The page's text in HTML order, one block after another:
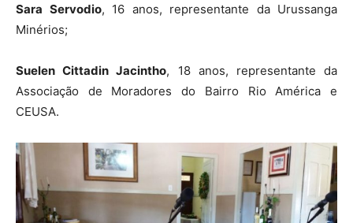
Sara Servodio, 16 anos, representante da Urussanga
Minérios;
Suelen Cittadin Jacintho, 18 anos, representante da
Associação de Moradores do Bairro Rio América e
CEUSA.